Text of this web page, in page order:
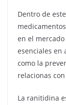
Dentro de
en el
esenciales en
como la
relacionas
La ranitidina